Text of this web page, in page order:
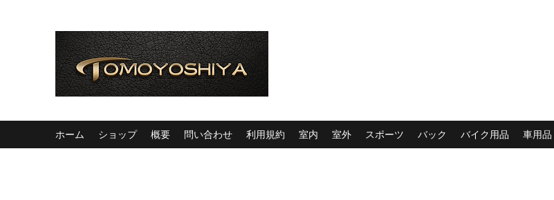
ホーム ショップ 概要 問い合わせ 利用規約 室内 室外 スポーツ バック バイク用品 車用品